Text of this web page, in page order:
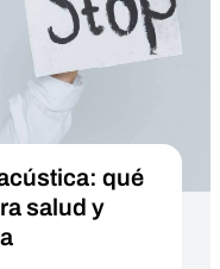
qué
salud y